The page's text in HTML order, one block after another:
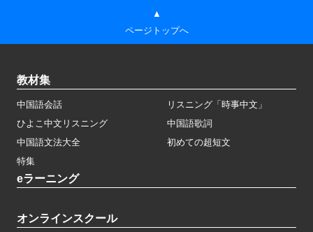
▲
ページトップへ
教材集
中国語会話
リスニング「時事中文」
ひよこ中文リスニング
中国語歌詞
中国語文法大全
初めての超短文
特集
eラーニング
オンラインスクール